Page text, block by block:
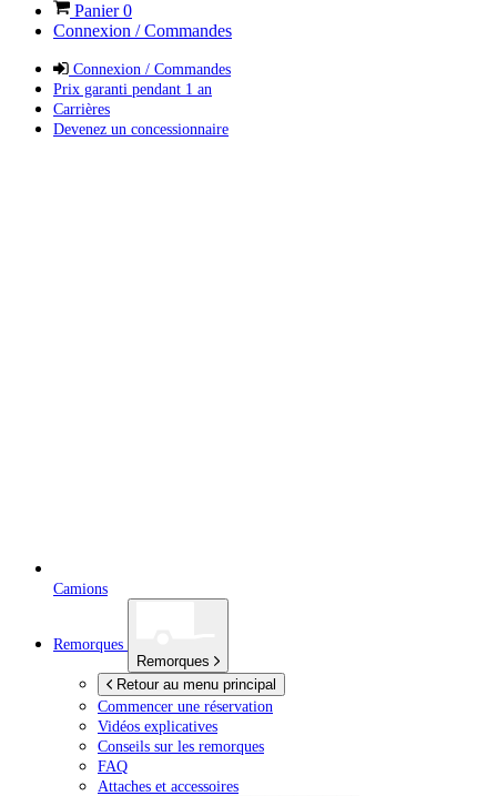
Panier0
Connexion / Commandes
Connexion / Commandes
Prix garanti pendant 1 an
Carrières
Devenez un concessionnaire
Camions
Remorques
Remorques
Retour au menu principal
Commencer une réservation
Vidéos explicatives
Conseils sur les remorques
FAQ
Attaches et accessoires